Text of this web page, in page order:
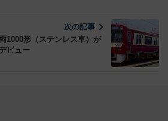
次の記事
1000形（ステンレス車）が
ビュー